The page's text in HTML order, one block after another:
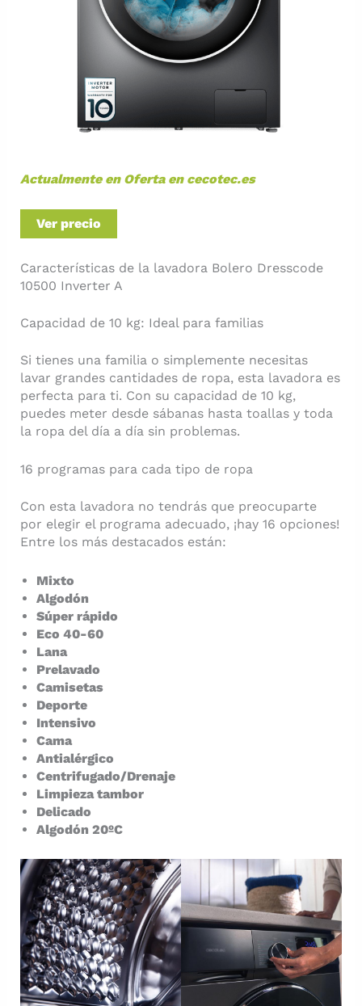
Actualmente en Oferta en cecotec.es
Ver precio
Características de la lavadora Bolero Dresscode
10500 Inverter A
Capacidad de 10 kg: Ideal para familias
Si tienes una familia o simplemente necesitas
lavar grandes cantidades de ropa, esta lavadora es
perfecta para ti. Con su capacidad de 10 kg,
puedes meter desde sábanas hasta toallas y toda
la ropa del día a día sin problemas.
16 programas para cada tipo de ropa
Con esta lavadora no tendrás que preocuparte
por elegir el programa adecuado, ¡hay 16 opciones!
Entre los más destacados están:
Mixto
Algodón
Súper rápido
Eco 40-60
Lana
Prelavado
Camisetas
Deporte
Intensivo
Cama
Antialérgico
Centrifugado/Drenaje
Limpieza tambor
Delicado
Algodón 20ºC